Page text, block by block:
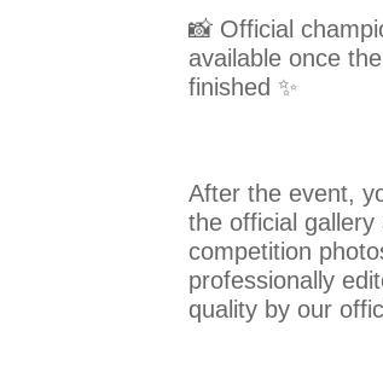
📸 Official
available once
finished ✨
After the event,
the official
competition
professionally
quality by our